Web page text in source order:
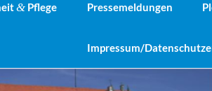
& Pflege Pressemeldungen
Impressum/